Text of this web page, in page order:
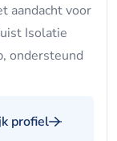
aandacht voor
Isolatie
ondersteund
profiel